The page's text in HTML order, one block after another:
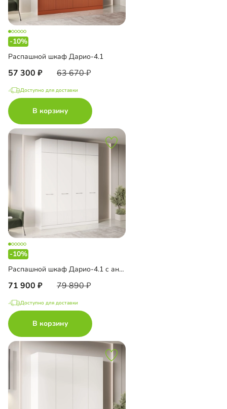
-10%
Распашной шкаф Дарио-4.1
57 300 63 670
Доступно для доставки
В корзину
-10%
Распашной шкаф Дарио-4.1 с антресолью
71 900 79 890
Доступно для доставки
В корзину